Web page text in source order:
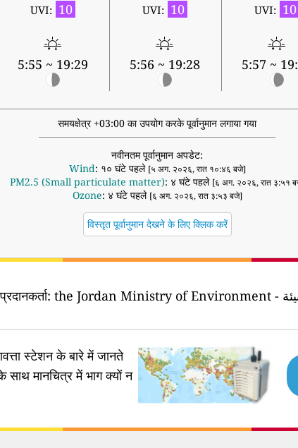
UVI: 10
5:55 ~ 19:29
UVI: 10
5:56 ~ 19:28
UVI: 10
5:57 ~
समयक्षेत्र +03:00 का उपयोग करके पूर्वानुमान लगाया गया
नवीनतम पूर्वानुमान अपडेट:
Wind: १० घंटे पहले [५ अग. २०२६, रात १०:४६ बजे]
PM2.5 (Small particulate matter): ४ घंटे पहले [६ अग. २०२६, रात ३:५१
Ozone: ४ घंटे पहले [६ अग. २०२६, रात ३:५३ बजे]
विस्तृत पूर्वानुमान देखने के लिए क्लिक करें
स्टेशन के बारे में जानते
मानचित्र में भाग क्यों न